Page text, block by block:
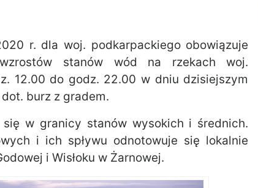
r. dla woj. podkarpackiego obowiązuje
stanów wód na rzekach woj.
12.00 do godz. 22.00 w dniu dzisiejszym
burz z gradem.
w granicy stanów wysokich i średnich.
i ich spływu odnotowuje się lokalnie
i Wisłoku w Żarnowej.